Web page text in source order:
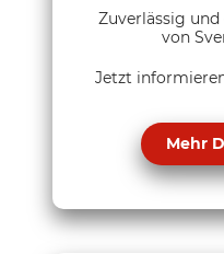
Zuverlässig
von
Jetzt
Mehr